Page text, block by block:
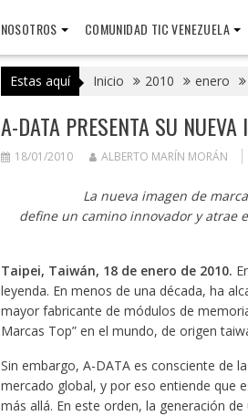
NOSOTROS COMUNIDAD TIC VENEZUELA
Estas aquí Inicio 2010 enero
A-DATA PRESENTA SU
18/01/2010 ALBERTO MARÍN MORÁN
La nueva imagen de
define un camino innovador y atrae
Taipei, Taiwán, 18 de enero de 2010.
leyenda. En menos de una década, ha
mayor fabricante de módulos de
Marcas Top” en el mundo, de origen
Sin embargo, A-DATA es consciente de
mercado global, y por eso entiende que
más allá. En este orden, la generación